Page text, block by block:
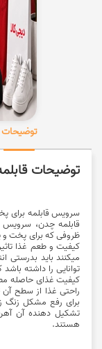
توضیحات
توضیحات
سرویس قابلمه برای
قابلمه چدن، سرویس
ظروفی که برای پخت و
کیفیت و طعم غذا
میکنند باید بدرستی
توانایی را داشته
کیفیت غذای حاصله
راحتی غذا از سطح آن
برای رفع مشکل زنگ
تشکیل دهنده آن
هستند.